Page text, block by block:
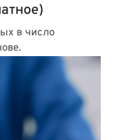
в число